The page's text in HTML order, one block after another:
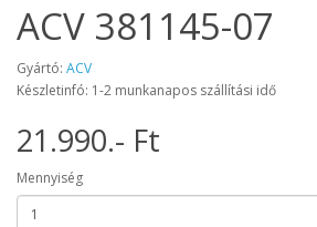
ACV 381145-07
Gyártó: ACV
Készletinfó: 1-2 munkanapos szállítási idő
21.990.- Ft
Mennyiség